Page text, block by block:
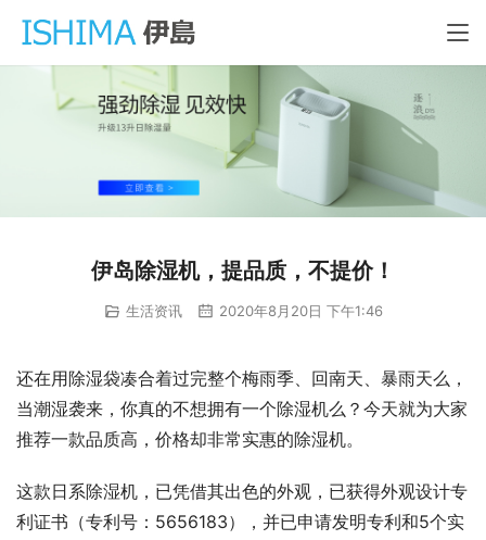
伊岛除湿机，提品质，不提价！
生活资讯 2020年8月20日 下午1:46
还在用除湿袋凑合着过完整个梅雨季、回南天、暴雨天么，
当潮湿袭来，你真的不想拥有一个除湿机么？今天就为大家
推荐一款品质高，价格却非常实惠的除湿机。
这款日系除湿机，已凭借其出色的外观，已获得外观设计专
利证书（专利号：5656183），并已申请发明专利和5个实